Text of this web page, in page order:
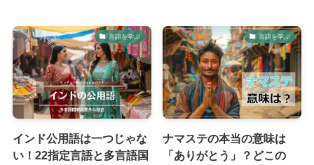
言語を学ぶ
インド公用語は一つじゃな
い！22指定言語と多言語国
言語を学ぶ
ナマステの本当の意味は
「ありがとう」？どこの